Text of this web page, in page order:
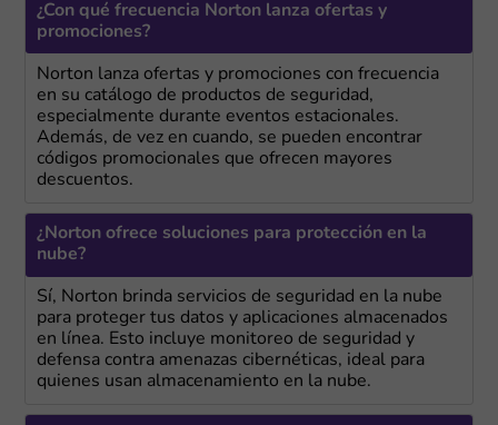
¿Con qué frecuencia Norton lanza ofertas y
promociones?
Norton lanza ofertas y promociones con frecuencia
en su catálogo de productos de seguridad,
especialmente durante eventos estacionales.
Además, de vez en cuando, se pueden encontrar
códigos promocionales que ofrecen mayores
descuentos.
¿Norton ofrece soluciones para protección en la
nube?
Sí, Norton brinda servicios de seguridad en la nube
para proteger tus datos y aplicaciones almacenados
en línea. Esto incluye monitoreo de seguridad y
defensa contra amenazas cibernéticas, ideal para
quienes usan almacenamiento en la nube.